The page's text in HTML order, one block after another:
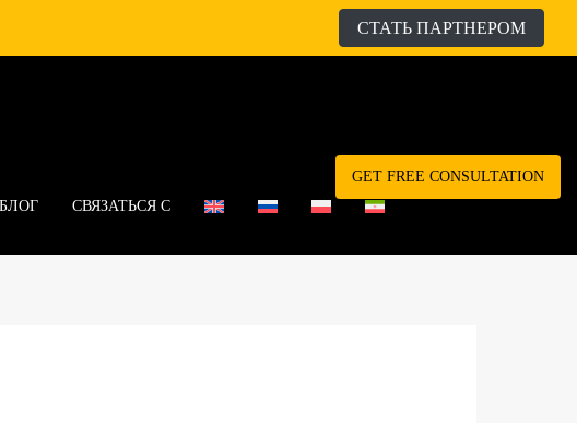
СТАТЬ ПАРТНЕРОМ
GET FREE CONSULTATION
БЛОГ СВЯЗАТЬСЯ С